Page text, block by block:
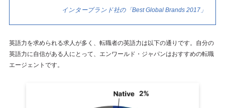
インターブランド社の「Best Global Brands 2017」
英語力を求められる求人が多く、転職者の英語力は以下の通りです。自分の
英語力に自信がある人にとって、エンワールド・ジャパンはおすすめの転職
エージェントです。